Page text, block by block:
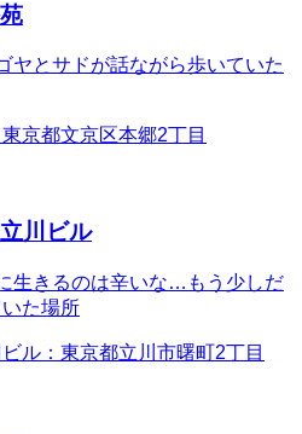
ヤとサドが話ながら歩いていた
京都文京区本郷2丁目
川ビル
生きるのは辛いな…もう少しだ
た場所
ル：東京都立川市曙町2丁目